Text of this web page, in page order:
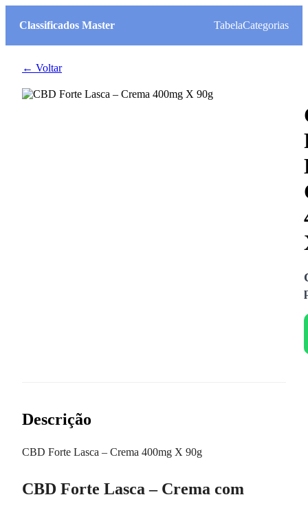
Classificados Master TabelaCategorias
← Voltar
Descrição
CBD Forte Lasca – Crema 400mg X 90g
CBD Forte Lasca – Crema com